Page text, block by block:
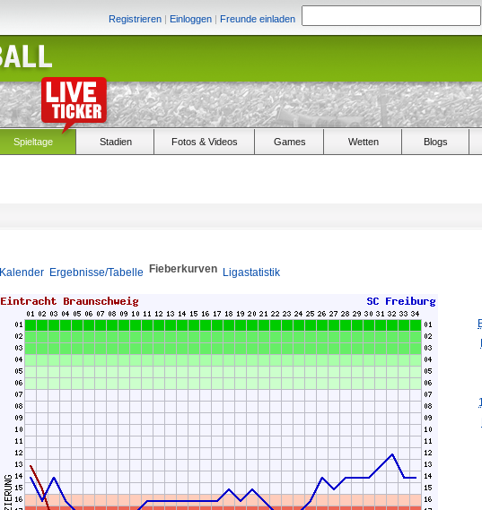
Registrieren | Einloggen | Freunde einladen
Spieltage Stadien Fotos & Videos Games Wetten Blogs
Kalender Ergebnisse/Tabelle Fieberkurven Ligastatistik